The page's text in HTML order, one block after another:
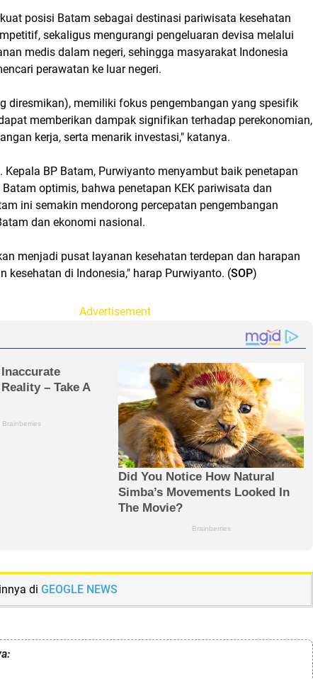
posisi Batam sebagai destinasi pariwisata kesehatan
sekaligus mengurangi pengeluaran devisa melalui
medis dalam negeri, sehingga masyarakat Indonesia
perawatan ke luar negeri.
diresmikan), memiliki fokus pengembangan yang spesifik
memberikan dampak signifikan terhadap perekonomian,
kerja, serta menarik investasi," katanya.
Kepala BP Batam, Purwiyanto menyambut baik penetapan
Batam optimis, bahwa penetapan KEK pariwisata dan
ini semakin mendorong percepatan pengembangan
dan ekonomi nasional.
menjadi pusat layanan kesehatan terdepan dan harapan
kesehatan di Indonesia," harap Purwiyanto. (SOP)
Advertisement
di GEOGLE NEWS